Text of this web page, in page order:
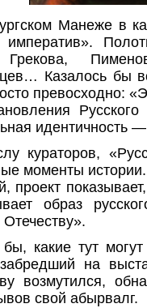
Манеже в
императив».
Грекова,
Казалось бы
превосходно:
идентичность
кураторов,
моменты
проект
образ
бы, какие тут
забредший на
возмутился,
свой абырвалг.